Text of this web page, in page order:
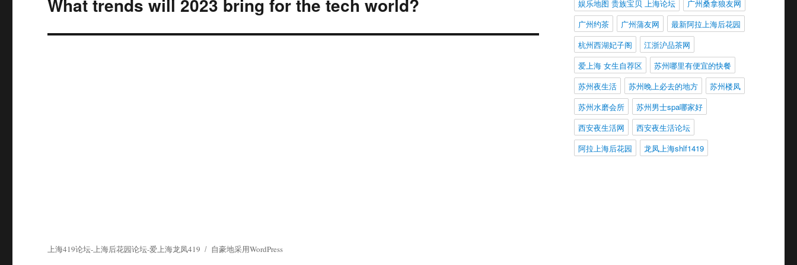
文
What trends will 2023 bring for the tech world?
娱乐地图 贵族宝贝 上海论坛
广州桑拿狼友网
广州约茶
广州蒲友网
最新阿拉上海后花园
杭州西湖妃子阁
江浙沪品茶网
爱上海 女生自荐区
苏州哪里有便宜的快餐
苏州夜生活
苏州晚上必去的地方
苏州楼凤
苏州水磨会所
苏州男士spa哪家好
西安夜生活网
西安夜生活论坛
阿拉上海后花园
龙凤上海shlf1419
上海419论坛-上海后花园论坛-爱上海龙凤419 自豪地采用WordPress